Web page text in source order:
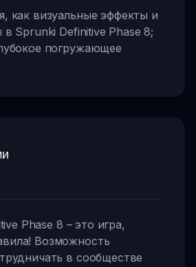
как визуальные эффекты и
в Sprunki Definitive Phase 8;
погружающее
Phase 8 – это игра,
Возможность
в сообществе